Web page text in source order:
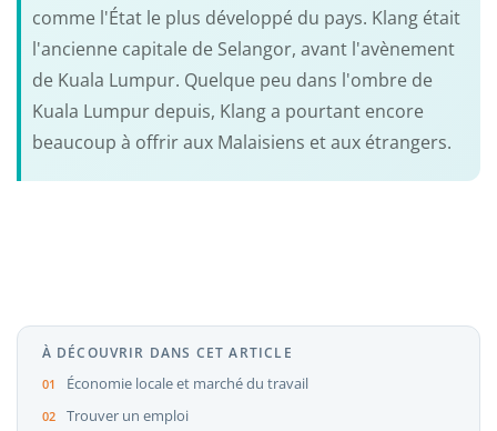
comme l'État le plus développé du pays. Klang était
l'ancienne capitale de Selangor, avant l'avènement
de Kuala Lumpur. Quelque peu dans l'ombre de
Kuala Lumpur depuis, Klang a pourtant encore
beaucoup à offrir aux Malaisiens et aux étrangers.
À DÉCOUVRIR DANS CET ARTICLE
Économie locale et marché du travail
Trouver un emploi